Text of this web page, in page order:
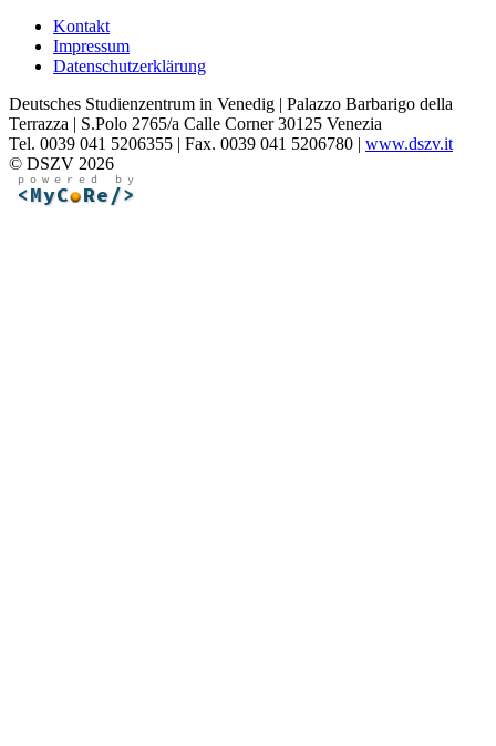
Kontakt
Impressum
Datenschutzerklärung
Deutsches Studienzentrum in Venedig | Palazzo Barbarigo della
Terrazza | S.Polo 2765/a Calle Corner 30125 Venezia
Tel. 0039 041 5206355 | Fax. 0039 041 5206780 | www.dszv.it
© DSZV 2026